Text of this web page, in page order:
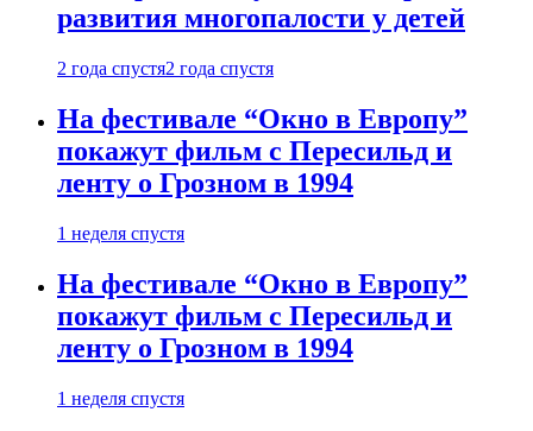
развития многопалости у детей
2 года спустя2 года спустя
На фестивале “Окно в Европу”
покажут фильм с Пересильд и
ленту о Грозном в 1994
1 неделя спустя
На фестивале “Окно в Европу”
покажут фильм с Пересильд и
ленту о Грозном в 1994
1 неделя спустя